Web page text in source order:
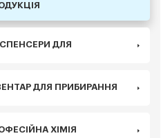
ДЛЯ
ДЛЯ ПРИБИРАННЯ
ХІМІЯ